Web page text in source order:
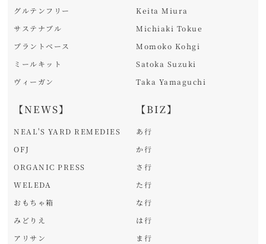
グルテンフリー
サステナブル
プラントベース
ミールキット
ヴィーガン
【NEWS】
NEAL'S YARD REMEDIES
OFJ
ORGANIC PRESS
WELEDA
おもちゃ箱
みどりえ
アリサン
Keita Miura
Michiaki Tokue
Momoko Kohgi
Satoka Suzuki
Taka Yamaguchi
【BIZ】
あ行
か行
さ行
た行
な行
は行
ま行